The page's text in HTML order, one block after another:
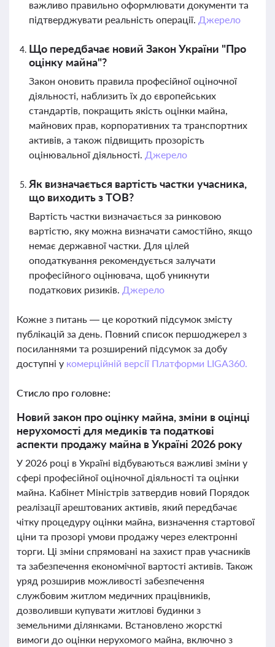
важливо правильно оформлювати документи та
підтверджувати реальність операції. Джерело
Що передбачає новий Закон України "Про
оцінку майна"?
Закон оновить правила професійної оціночної
діяльності, наблизить їх до європейських
стандартів, покращить якість оцінки майна,
майнових прав, корпоративних та транспортних
активів, а також підвищить прозорість
оцінювальної діяльності. Джерело
Як визначається вартість частки учасника,
що виходить з ТОВ?
Вартість частки визначається за ринковою
вартістю, яку можна визначати самостійно, якщо
немає державної частки. Для цілей
оподаткування рекомендується залучати
професійного оцінювача, щоб уникнути
податкових ризиків. Джерело
Кожне з питань — це короткий підсумок змісту
публікацій за день. Повний список першоджерел з
посиланнями та розширений підсумок за добу
доступні у комерційній версії Платформи LIGA360.
Стисло про головне:
Новий закон про оцінку майна, зміни в оцінці
нерухомості для медиків та податкові
аспекти продажу майна в Україні 2026 року
У 2026 році в Україні відбуваються важливі зміни у
сфері професійної оціночної діяльності та оцінки
майна. Кабінет Міністрів затвердив новий Порядок
реалізації арештованих активів, який передбачає
чітку процедуру оцінки майна, визначення стартової
ціни та прозорі умови продажу через електронні
торги. Ці зміни спрямовані на захист прав учасників
та забезпечення економічної вартості активів. Також
уряд розширив можливості забезпечення
службовим житлом медичних працівників,
дозволивши купувати житлові будинки з
земельними ділянками. Встановлено жорсткі
вимоги до оцінки нерухомого майна, включно з